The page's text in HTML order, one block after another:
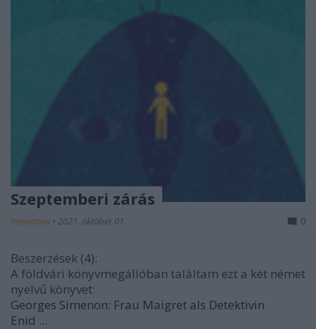
Szeptemberi zárás
meseanyu • 2021. október 01. 0
Beszerzések (4):
A földvári könyvmegállóban találtam ezt a két német
nyelvű könyvet:
Georges Simenon: Frau Maigret als Detektivin
Enid ...